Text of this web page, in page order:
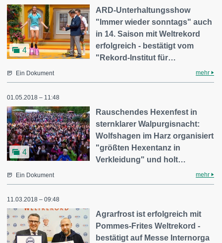
4
ARD-Unterhaltungsshow
"Immer wieder sonntags" auch
in 14. Saison mit Weltrekord
erfolgreich - bestätigt vom
"Rekord-Institut für…
Ein Dokument mehr
01.05.2018 – 11:48
4
Rauschendes Hexenfest in
sternklarer Walpurgisnacht:
Wolfshagen im Harz organisiert
"größten Hexentanz in
Verkleidung" und holt…
Ein Dokument mehr
11.03.2018 – 09:48
Agrarfrost ist erfolgreich mit
Pommes-Frites Weltrekord -
bestätigt auf Messe Internorga